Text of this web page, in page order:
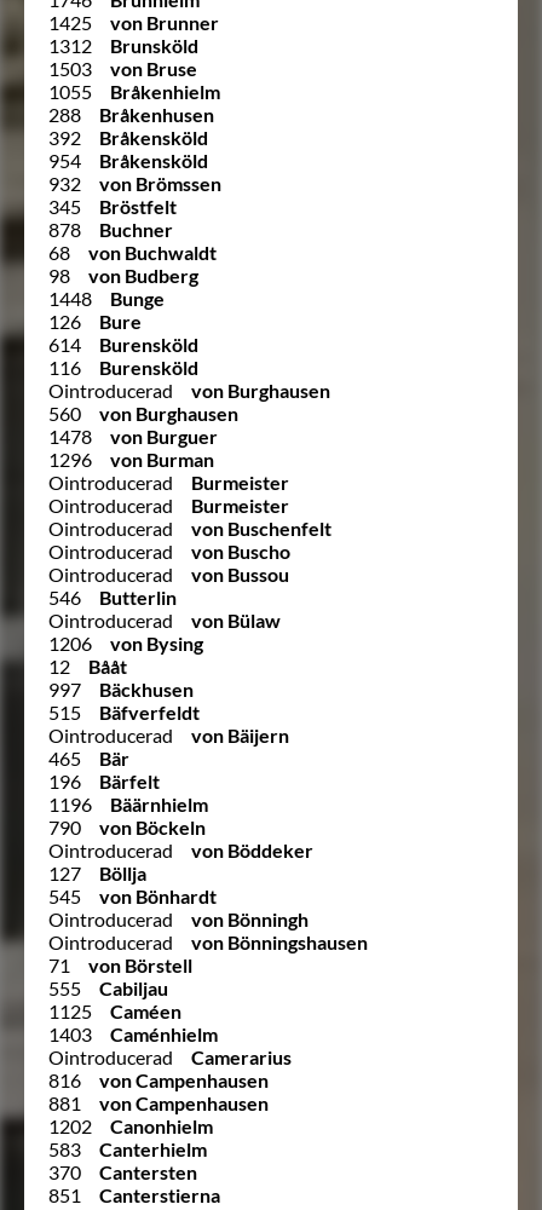
1425
von Brunner
1312
Brunsköld
1503
von Bruse
1055
Bråkenhielm
288
Bråkenhusen
392
Bråkensköld
954
Bråkensköld
932
von Brömssen
345
Bröstfelt
878
Buchner
68
von Buchwaldt
98
von Budberg
1448
Bunge
126
Bure
614
Burensköld
116
Burensköld
Ointroducerad
von Burghausen
560
von Burghausen
1478
von Burguer
1296
von Burman
Ointroducerad
Burmeister
Ointroducerad
Burmeister
Ointroducerad
von Buschenfelt
Ointroducerad
von Buscho
Ointroducerad
von Bussou
546
Butterlin
Ointroducerad
von Bülaw
1206
von Bysing
12
Bååt
997
Bäckhusen
515
Bäfverfeldt
Ointroducerad
von Bäijern
465
Bär
196
Bärfelt
1196
Bäärnhielm
790
von Böckeln
Ointroducerad
von Böddeker
127
Böllja
545
von Bönhardt
Ointroducerad
von Bönningh
Ointroducerad
von Bönningshausen
71
von Börstell
555
Cabiljau
1125
Caméen
1403
Caménhielm
Ointroducerad
Camerarius
816
von Campenhausen
881
von Campenhausen
1202
Canonhielm
583
Canterhielm
370
Cantersten
851
Canterstierna